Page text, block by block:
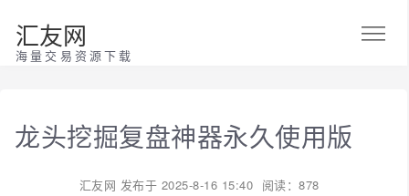
汇友网
海量交易资源下载
龙头挖掘复盘神器永久使用版
汇友网 发布于 2025-8-16 15:40 阅读：878